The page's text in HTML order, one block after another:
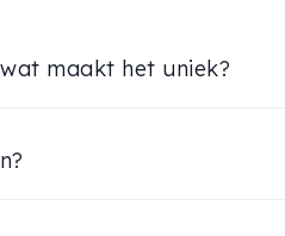
maakt het uniek?